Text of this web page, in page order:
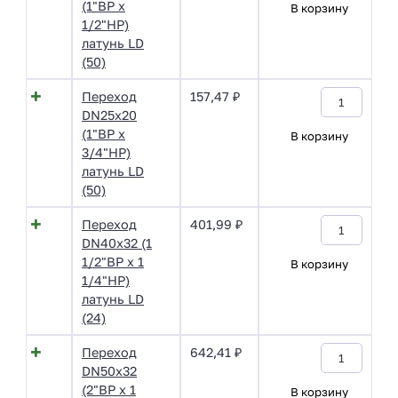
(1"ВР х
1/2"НР)
латунь LD
(50)
В корзину
Переход
DN25х20
(1"ВР х
3/4"НР)
латунь LD
(50)
157,47 ₽
В корзину
Переход
DN40х32 (1
1/2"ВР х 1
1/4"НР)
латунь LD
(24)
401,99 ₽
В корзину
Переход
DN50х32
(2"ВР х 1
642,41 ₽
В корзину